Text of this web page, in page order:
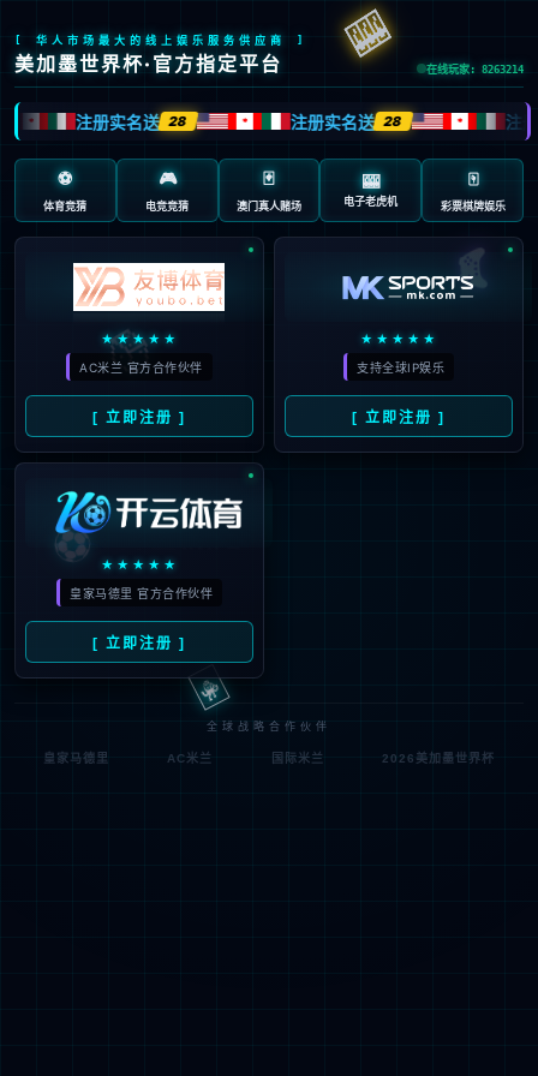
抱歉，页面无法访问...
可能原因：网址有错误 >请检查地址是否完整或存在多余字
符;
网址已失效 >可能页面已删除，活动已下线等
返回首页